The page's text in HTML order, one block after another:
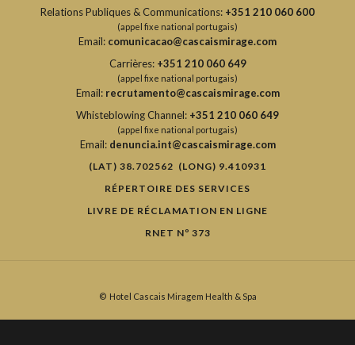
Relations Publiques & Communications: +351 210 060 600
(appel fixe national portugais)
Email: comunicacao@cascaismirage.com
Carrières: +351 210 060 649
(appel fixe national portugais)
Email: recrutamento@cascaismirage.com
Whisteblowing Channel: +351 210 060 649
(appel fixe national portugais)
Email: denuncia.int@cascaismirage.com
(LAT) 38.702562 (LONG) 9.410931
RÉPERTOIRE DES SERVICES
LIVRE DE RÉCLAMATION EN LIGNE
RNET Nº 373
© Hotel Cascais Miragem Health & Spa